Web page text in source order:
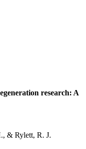
research: A
& Rylett, R. J.